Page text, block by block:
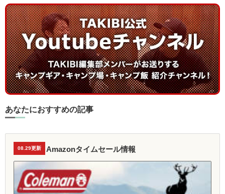
あなたにおすすめの記事
08.29更新 Amazonタイムセール情報